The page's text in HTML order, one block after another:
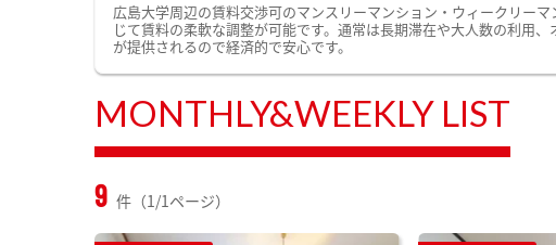
広島大学周辺の賃料交渉可のマンスリーマンション・ウィークリー
じて賃料の柔軟な調整が可能です。通常は長期滞在や大人数の利用
が提供されるので経済的で安心です。
MONTHLY&WEEKLY LIST
9 件（1/1ページ）